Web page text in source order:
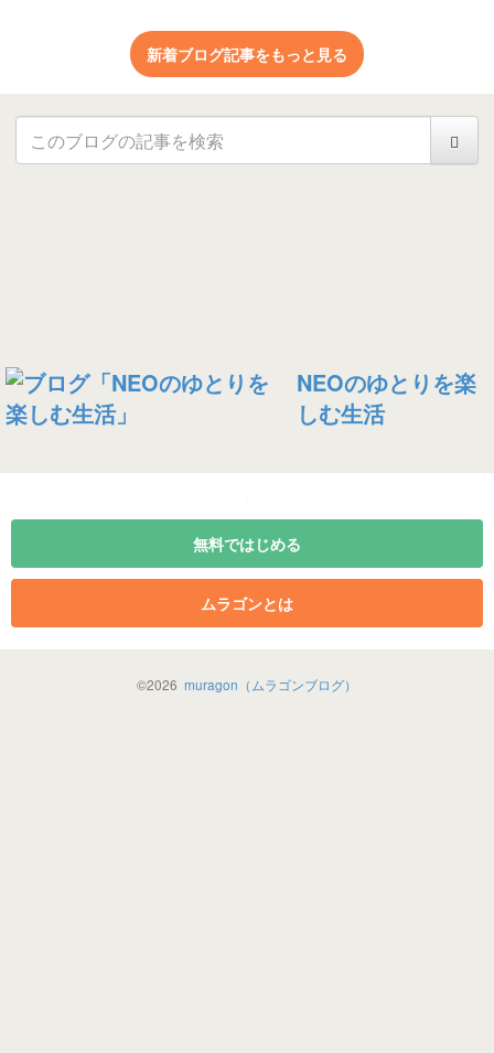
新着ブログ記事をもっと見る
NEOのゆとりを楽
しむ生活
無料ではじめる
ムラゴンとは
©2026 muragon（ムラゴンブログ）